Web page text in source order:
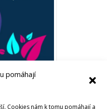
pomáhají
Cookies nám k tomu pomáhají a